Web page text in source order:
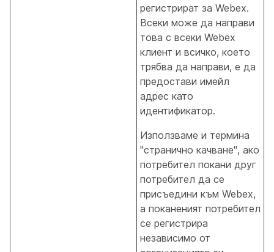
регистрират за Webex.
Всеки може да направи
това с всеки Webex
клиент и всичко, което
трябва да направи, е да
предостави имейл
адрес като
идентификатор.
Използваме и термина
"странично качване", ако
потребител покани друг
потребител да се
присъедини към Webex,
а поканеният потребител
се регистрира
независимо от